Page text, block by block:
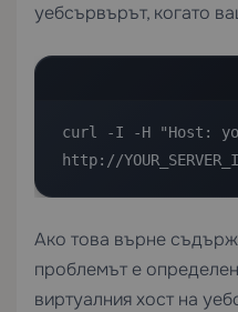
уебсървърът, когато
curl -I -H "Host:
http://
Ако това върне
проблемът е
виртуалния хост на